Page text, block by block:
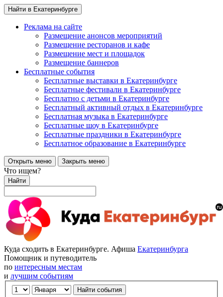
Найти в Екатеринбурге
Реклама на сайте
Размещение анонсов мероприятий
Размещение ресторанов и кафе
Размещение мест и площадок
Размещение баннеров
Бесплатные события
Бесплатные выставки в Екатеринбурге
Бесплатные фестивали в Екатеринбурге
Бесплатно с детьми в Екатеринбурге
Бесплатный активный отдых в Екатеринбурге
Бесплатная музыка в Екатеринбурге
Бесплатные шоу в Екатеринбурге
Бесплатные праздники в Екатеринбурге
Бесплатное образование в Екатеринбурге
Открыть меню Закрыть меню
Что ищем?
Найти
Куда сходить в Екатеринбурге. Афиша Екатеринбурга
Помощник и путеводитель
по интересным местам
и лучшим событиям